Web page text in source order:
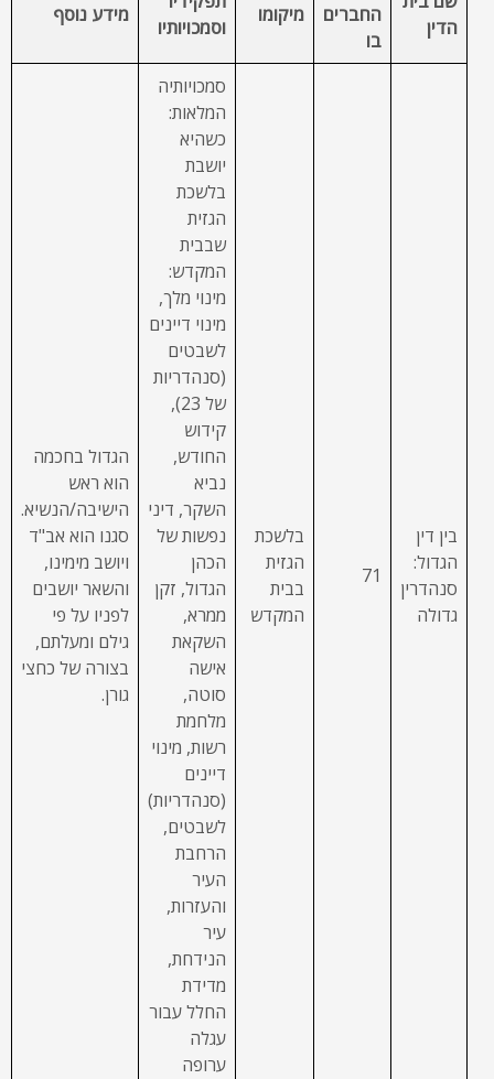
הדין
החברים
בו
מיקומו
וסמכויותיו
מידע נוסף
בין דין
הגדול:
סנהדרין
גדולה
71
בלשכת
הגזית
בבית
המקדש
סמכויותיה
המלאות:
כשהיא
יושבת
בלשכת
הגזית
שבבית
המקדש:
מינוי מלך,
מינוי דיינים
לשבטים
(סנהדריות
של 23),
קידוש
החודש,
נביא
השקר, דיני
נפשות של
הכהן
הגדול, זקן
ממרא,
השקאת
אישה
סוטה,
מלחמת
רשות, מינוי
דיינים
(סנהדריות)
לשבטים,
הרחבת
העיר
והעזרות,
עיר
הנידחת,
מדידת
החלל עבור
עגלה
ערופה
הגדול בחכמה
הוא ראש
הישיבה/הנשיא.
סגנו הוא אב"ד
ויושב מימינו,
והשאר יושבים
לפניו על פי
גילם ומעלתם,
בצורה של כחצי
גורן.